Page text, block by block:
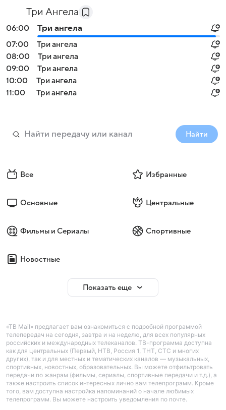
Три Ангела
06:00
Три ангела
07:00
Три ангела
08:00
Три ангела
09:00
Три ангела
10:00
Три ангела
11:00
Три ангела
Найти
Все Избранные
Основные Центральные
Фильмы и Сериалы Спортивные
Новостные
Показать еще
«ТВ Mail» предлагает вам ознакомиться с подробной программой
телепередач на сегодня, завтра и на неделю, для всех популярных
российских и международных телеканалов. ТВ-программа доступна
как для центральных (Первый, НТВ, Россия 1, ТНТ, СТС и многих
других), так и для местных и тематических каналов — музыкальных,
спортивных, новостных, образовательных. Вы можете отфильтровать
передачи по жанрам (фильмы, сериалы, спортивные передачи и т.д.), а
также настроить список интересных лично вам телепрограмм. Кроме
того, вам доступна настройка напоминаний о начале любимых
телепрограмм. Вы можете настроить уведомления по почте.